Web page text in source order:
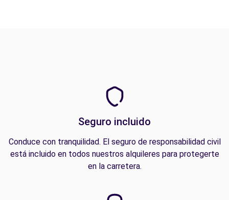
Seguro incluido
Conduce con tranquilidad. El seguro de responsabilidad civil
está incluido en todos nuestros alquileres para protegerte
en la carretera.